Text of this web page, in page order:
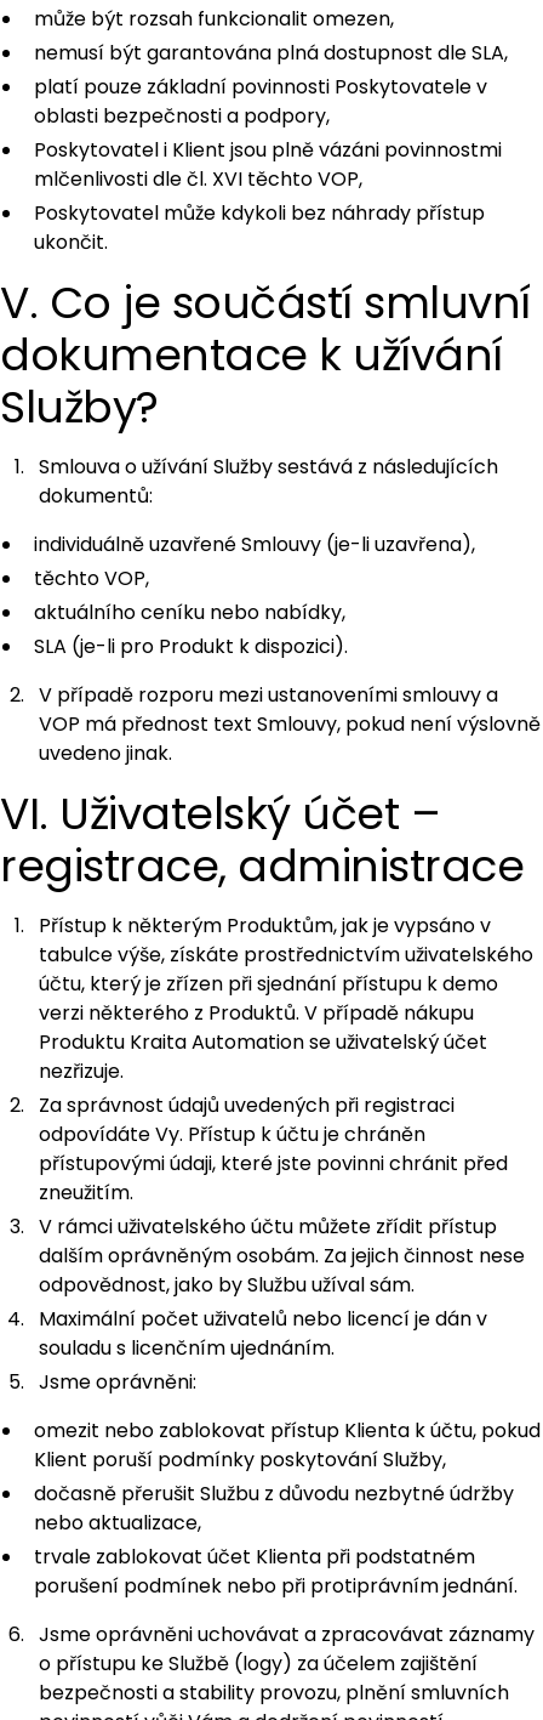
může být rozsah funkcionalit omezen,
nemusí být garantována plná dostupnost dle SLA,
platí pouze základní povinnosti Poskytovatele v
oblasti bezpečnosti a podpory,
Poskytovatel i Klient jsou plně vázáni povinnostmi
mlčenlivosti dle čl. XVI těchto VOP,
Poskytovatel může kdykoli bez náhrady přístup
ukončit.
V. Co je součástí smluvní
dokumentace k užívání
Služby?
Smlouva o užívání Služby sestává z následujících
dokumentů:
individuálně uzavřené Smlouvy (je-li uzavřena),
těchto VOP,
aktuálního ceníku nebo nabídky,
SLA (je-li pro Produkt k dispozici).
V případě rozporu mezi ustanoveními smlouvy a
VOP má přednost text Smlouvy, pokud není výslovně
uvedeno jinak.
VI. Uživatelský účet –
registrace, administrace
Přístup k některým Produktům, jak je vypsáno v
tabulce výše, získáte prostřednictvím uživatelského
účtu, který je zřízen při sjednání přístupu k demo
verzi některého z Produktů. V případě nákupu
Produktu Kraita Automation se uživatelský účet
nezřizuje.
Za správnost údajů uvedených při registraci
odpovídáte Vy. Přístup k účtu je chráněn
přístupovými údaji, které jste povinni chránit před
zneužitím.
V rámci uživatelského účtu můžete zřídit přístup
dalším oprávněným osobám. Za jejich činnost nese
odpovědnost, jako by Službu užíval sám.
Maximální počet uživatelů nebo licencí je dán v
souladu s licenčním ujednáním.
Jsme oprávněni:
omezit nebo zablokovat přístup Klienta k účtu, pokud
Klient poruší podmínky poskytování Služby,
dočasně přerušit Službu z důvodu nezbytné údržby
nebo aktualizace,
trvale zablokovat účet Klienta při podstatném
porušení podmínek nebo při protiprávním jednání.
Jsme oprávněni uchovávat a zpracovávat záznamy
o přístupu ke Službě (logy) za účelem zajištění
bezpečnosti a stability provozu, plnění smluvních